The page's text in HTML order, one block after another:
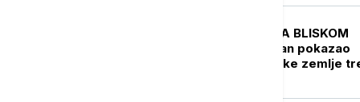
ISTOKU Arakči: Iran pokazao
snagu, muslimanske zemlje